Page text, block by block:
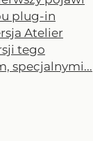
plug-in
Atelier
tego
specjalnymi...